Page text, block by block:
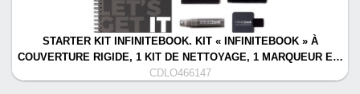
STARTER KIT INFINITEBOOK. KIT « INFINITEBOOK » À
COUVERTURE RIGIDE, 1 KIT DE NETTOYAGE, 1 MARQUEUR E…
CDLO466147